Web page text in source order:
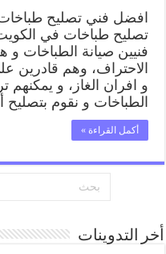
افضل فني تصليح
تصليح طباخات في
فنيين صيانة الطباخات
الاحتراف، وهم قادرين
و افران الغاز، و يمكنهم
الطباخات و نقوم
أكمل القراءة »
أخر التدوينات